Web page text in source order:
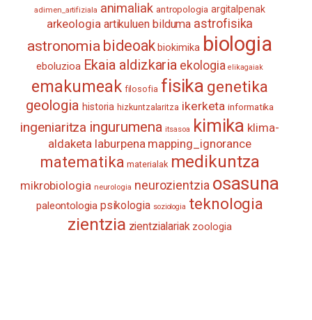
adimen_artifiziala animaliak antropologia argitalpenak
arkeologia artikuluen bilduma astrofisika
astronomia bideoak biokimika biologia
eboluzioa Ekaia aldizkaria ekologia elikagaiak
emakumeak filosofia fisika genetika
geologia historia hizkuntzalaritza ikerketa informatika
ingeniaritza ingurumena itsasoa kimika klima-
aldaketa laburpena mapping_ignorance
matematika materialak medikuntza
mikrobiologia neurologia neurozientzia osasuna
paleontologia psikologia soziologia teknologia
zientzia zientzialariak zoologia